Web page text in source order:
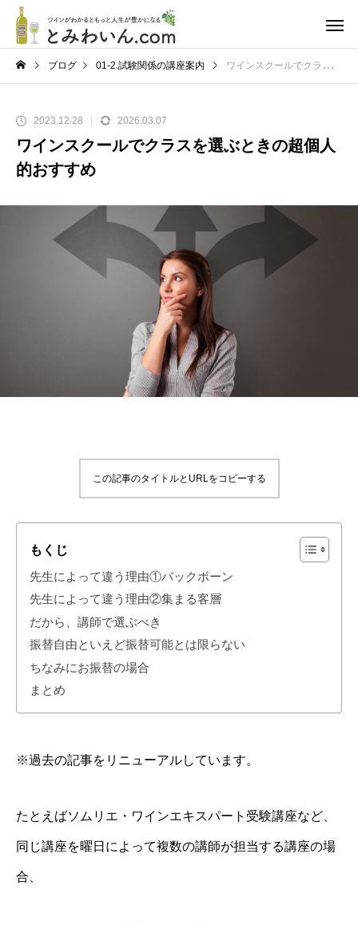
ブログ 01-2.試験関係の講座案内 ワインスクールでクラスを選ぶときの超個人的おすすめ
2023.12.28 2026.03.07
ワインスクールでクラスを選ぶときの超個人
的おすすめ
この記事のタイトルとURLをコピーする
もくじ
先生によって違う理由①バックボーン
先生によって違う理由②集まる客層
だから、講師で選ぶべき
振替自由といえど振替可能とは限らない
ちなみにお振替の場合
まとめ
※過去の記事をリニューアルしています。
たとえばソムリエ・ワインエキスパート受験講座など、
同じ講座を曜日によって複数の講師が担当する講座の場
合、